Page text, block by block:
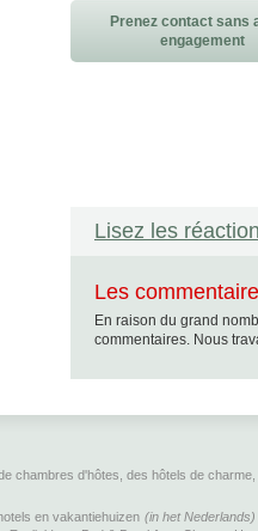
Prenez contact sans
engagement
Lisez les
Les
En raison du grand
commentaires. Nous
chambres d'hôtes, des hôtels de
en vakantiehuizen (in het Nederlands)